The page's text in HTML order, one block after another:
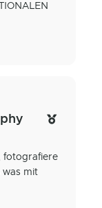
fotografiere
was mit